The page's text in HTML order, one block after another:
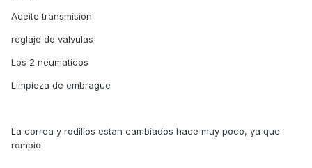
Aceite transmision
reglaje de valvulas
Los 2 neumaticos
Limpieza de embrague
La correa y rodillos estan cambiados hace muy poco, ya que
rompio.